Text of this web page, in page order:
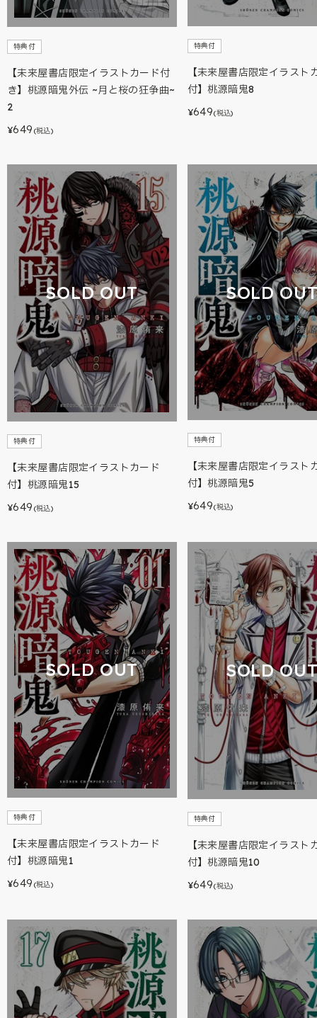
特典付
【未来屋書店限定イラストカード付
き】桃源暗鬼外伝 ~月と桜の狂争曲~
2
¥649 (税込)
特典付
【未来屋書店限定イラスト
付】桃源暗鬼8
¥649(税込)
SOLD OUT
特典付
【未来屋書店限定イラストカード
付】桃源暗鬼15
¥649 (税込)
SOLD
特典付
【未来屋書店限定イラスト
付】桃源暗鬼5
¥649(税込)
SOLD OUT
特典付
【未来屋書店限定イラストカード
付】桃源暗鬼1
¥649 (税込)
SOLD
特典付
【未来屋書店限定イラスト
付】桃源暗鬼10
¥649(税込)